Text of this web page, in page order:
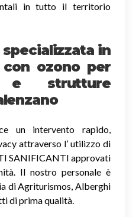
in tutto il territorio
in
con ozono per
e strutture
un intervento rapido,
attraverso l’ utilizzo di
SANIFICANTI approvati
Il nostro personale è
di Agriturismos, Alberghi
di prima qualità.